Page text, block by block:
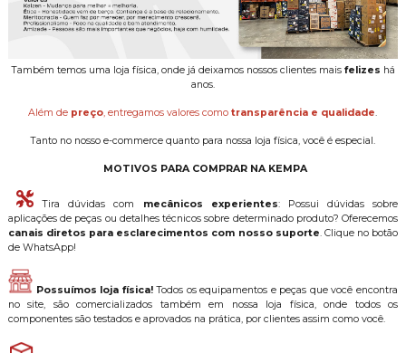
Também temos uma loja física, onde já deixamos nossos clientes mais felizes há
anos.
Além de preço, entregamos valores comotransparência e qualidade.
Tanto no nosso e-commerce quanto para nossa loja física, você é especial.
MOTIVOS PARA COMPRAR NA KEMPA
Tira dúvidas com mecânicos experientes: Possui dúvidas sobre
aplicações de peças ou detalhes técnicos sobre determinado produto? Oferecemos
canais diretos para esclarecimentos com nosso suporte. Clique no botão
de WhatsApp!
Possuímos loja física!Todos os equipamentos e peças que você encontra
no site, são comercializados também em nossa loja física, onde todos os
componentes são testados e aprovados na prática, por clientes assim como você.